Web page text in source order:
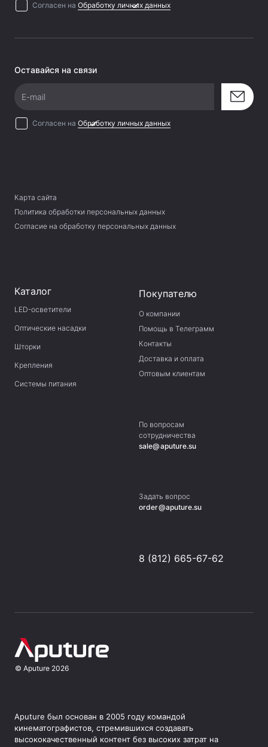
Согласен на Обработку личных данных
Оставайся на связи
E-mail
Согласен на Обработку личных данных
Карта сайта
Политика обработки персональных данных
Согласие на обработку персональных данных
Каталог
LED-осветители
Оптические насадки
Шторки
Крепления
Системы питания
Покупателю
О компании
Помощь в Телеграмм
Контакты
Доставка и оплата
Оптовым клиентам
По вопросам
сотрудничества
sale@aputure.su
Задать вопрос
order@aputure.su
8 (812) 665-67-62
© Aputure 2026
Aputure был основан в 2005 году командой
кинематографистов, стремившихся создавать
высококачественный контент без высоких затрат на